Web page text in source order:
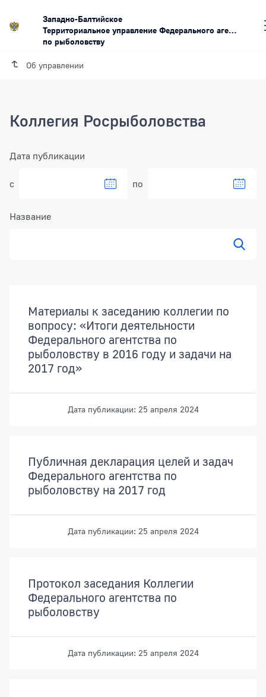
Западно-Балтийское
Территориальное управление Федерального агентства
по рыболовству
Об управлении
Коллегия Росрыболовства
Дата публикации
с
Выбрать дату в календаре
по
Название
Материалы к заседанию коллегии по
вопросу: «Итоги деятельности
Федерального агентства по
рыболовству в 2016 году и задачи на
2017 год»
Дата публикации: 25 апреля 2024
Публичная декларация целей и задач
Федерального агентства по
рыболовству на 2017 год
Дата публикации: 25 апреля 2024
Протокол заседания Коллегии
Федерального агентства по
рыболовству
Дата публикации: 25 апреля 2024